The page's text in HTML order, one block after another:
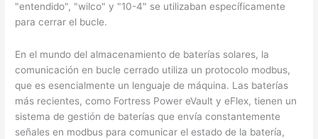
"entendido", "wilco" y "10-4" se utilizaban específicamente
para cerrar el bucle.
En el mundo del almacenamiento de baterías solares, la
comunicación en bucle cerrado utiliza un protocolo modbus,
que es esencialmente un lenguaje de máquina. Las baterías
más recientes, como Fortress Power eVault y eFlex, tienen un
sistema de gestión de baterías que envía constantemente
señales en modbus para comunicar el estado de la batería,